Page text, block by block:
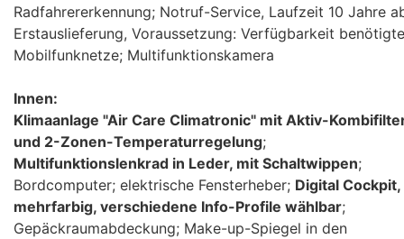
Radfahrererkennung; Notruf-Service, Laufzeit 10 Jahre
Erstauslieferung, Voraussetzung: Verfügbarkeit
Mobilfunknetze; Multifunktionskamera
Innen:
Klimaanlage "Air Care Climatronic" mit Aktiv-
und 2-Zonen-Temperaturregelung;
Multifunktionslenkrad in Leder, mit Schaltwippen;
Bordcomputer; elektrische Fensterheber; Digital Cockpit,
mehrfarbig, verschiedene Info-Profile wählbar;
Gepäckraumabdeckung; Make-up-Spiegel in den